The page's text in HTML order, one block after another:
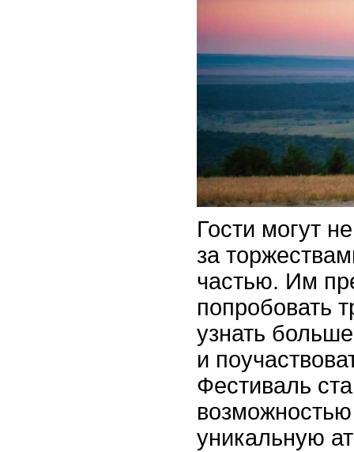
Гости могут
за
частью. Им
попробовать
узнать
и
Фестиваль
возможностью
уникальную